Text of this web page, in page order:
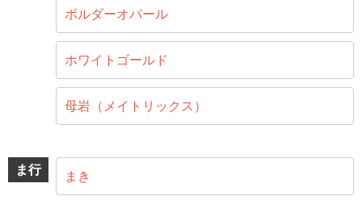
ボルダーオパール
ホワイトゴールド
母岩（メイトリックス）
ま行 まき